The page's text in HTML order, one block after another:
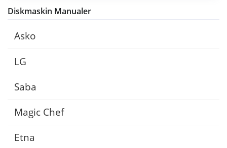
Diskmaskin Manualer
Asko
LG
Saba
Magic Chef
Etna